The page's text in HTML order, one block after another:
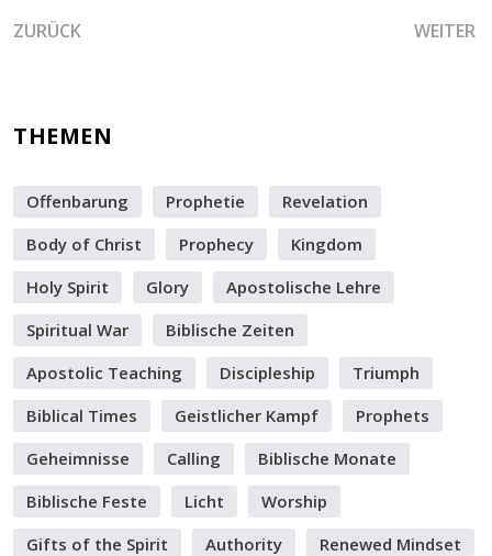
VORHERIGER BEITRAG: SEI BEREIT FÜR DEN DURCHZUG
ZURÜCK WEITER
THEMEN
Offenbarung Prophetie
Revelation
Body of Christ
Prophecy
Kingdom
Holy Spirit
Glory
Apostolische Lehre
Spiritual War
Biblische Zeiten
Apostolic Teaching
Discipleship
Triumph
Biblical Times
Geistlicher Kampf
Prophets
Geheimnisse
Calling
Biblische Monate
Biblische Feste
Licht
Worship
Gifts of the Spirit
Authority
Renewed Mindset